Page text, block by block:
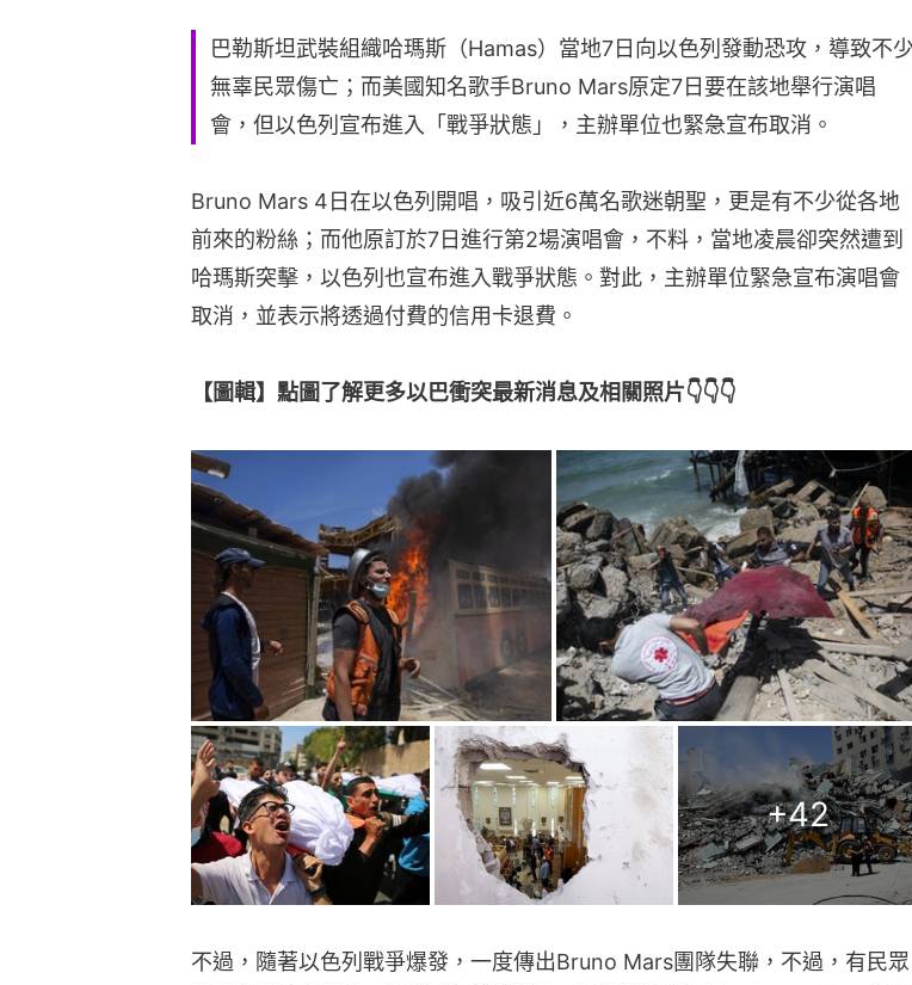
巴勒斯坦武裝組織哈瑪斯（Hamas）當地7日向以色列發動恐攻，導致不
無辜民眾傷亡；而美國知名歌手Bruno Mars原定7日要在該地舉行演唱
會，但以色列宣布進入「戰爭狀態」，主辦單位也緊急宣布取消。
Bruno Mars 4日在以色列開唱，吸引近6萬名歌迷朝聖，更是有不少從各地
前來的粉絲；而他原訂於7日進行第2場演唱會，不料，當地凌晨卻突然遭到
哈瑪斯突擊，以色列也宣布進入戰爭狀態。對此，主辦單位緊急宣布演唱會
取消，並表示將透過付費的信用卡退費。
【圖輯】點圖了解更多以巴衝突最新消息及相關照片👇👇👇
+42
不過，隨著以色列戰爭爆發，一度傳出Bruno Mars團隊失聯，不過，有民眾